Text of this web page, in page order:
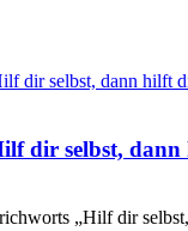
dir selbst,
„Hilf dir